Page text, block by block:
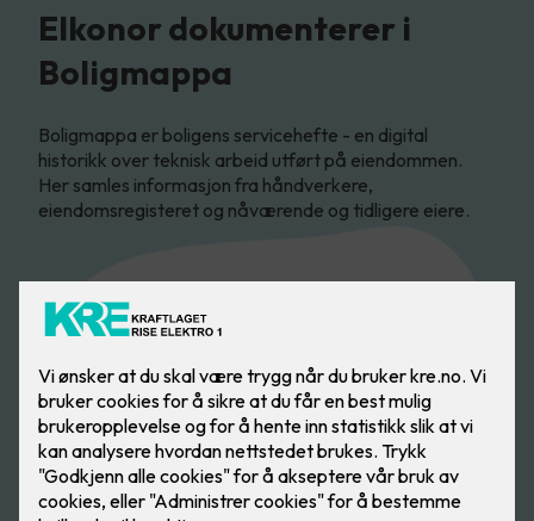
Elkonor dokumenterer i
Boligmappa
Boligmappa er boligens servicehefte - en digital
historikk over teknisk arbeid utført på eiendommen.
Her samles informasjon fra håndverkere,
eiendomsregisteret og nåværende og tidligere eiere.